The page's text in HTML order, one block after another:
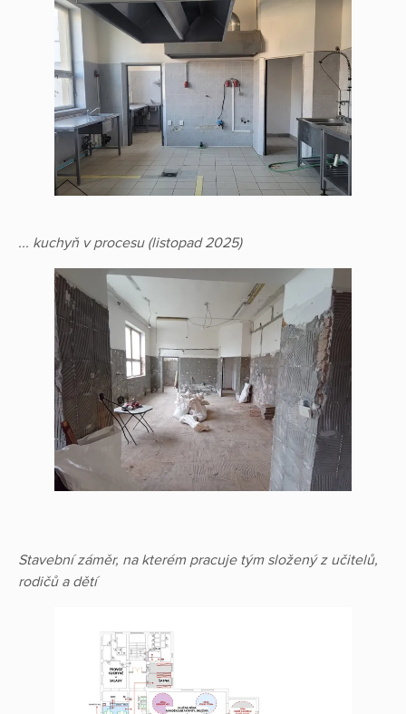
... kuchyň v procesu (listopad 2025)
Stavební záměr, na kterém pracuje tým složený z učitelů,
rodičů a dětí